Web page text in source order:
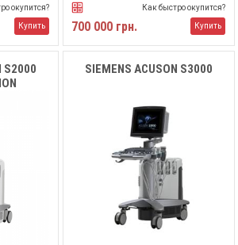
окупится?
Купить
Как быстро окупится?
700 000 грн. Купить
S2000
SIEMENS ACUSON S3000